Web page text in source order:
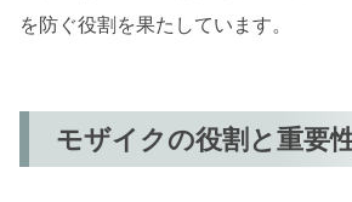
を防ぐ役割を果たしています。
モザイクの役割と重要